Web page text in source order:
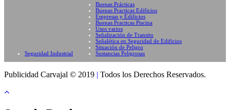
Seguridad Industrial
Buenas Prácticas
Buenas Practicas Edificios
Empresas y Edificios
Buenas Practicas Piscina
Usos varios
Señalización de Transito
Señalética en Seguridad de Edificios
Situación de Peligro
Sustancias Peligrosas
Publicidad Carvajal © 2019 | Todos los Derechos Reservados.